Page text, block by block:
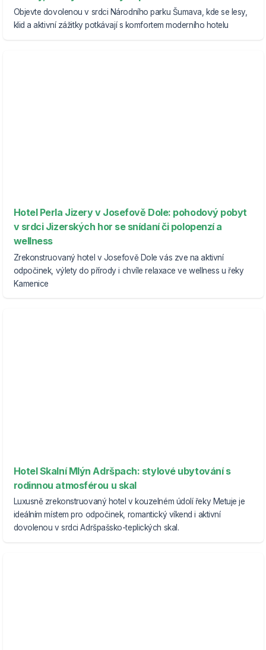
Objevte dovolenou v srdci Národního parku Šumava, kde se lesy,
klid a aktivní zážitky potkávají s komfortem moderního hotelu
Hotel Perla Jizery v Josefově Dole: pohodový pobyt
v srdci Jizerských hor se snídaní či polopenzí a
wellness
Zrekonstruovaný hotel v Josefově Dole vás zve na aktivní
odpočinek, výlety do přírody i chvíle relaxace ve wellness u řeky
Kamenice
Hotel Skalní Mlýn Adršpach: stylové ubytování s
rodinnou atmosférou u skal
Luxusně zrekonstruovaný hotel v kouzelném údolí řeky Metuje je
ideálním místem pro odpočinek, romantický víkend i aktivní
dovolenou v srdci Adršpašsko-teplických skal.